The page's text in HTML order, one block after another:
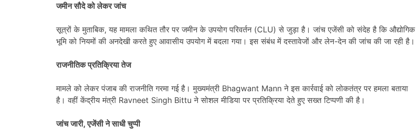
जमीन सौदे को लेकर जांच
सूत्रों के मुताबिक, यह मामला कथित तौर पर जमीन के उपयोग परिवर्तन (CLU) से जुड़ा है। जांच एजेंसी को संदेह है कि औद्योगिक
भूमि को नियमों की अनदेखी करते हुए आवासीय उपयोग में बदला गया। इस संबंध में दस्तावेजों और लेन-देन की जांच की जा रही है।
राजनीतिक प्रतिक्रिया तेज
मामले को लेकर पंजाब की राजनीति गरमा गई है। मुख्यमंत्री Bhagwant Mann ने इस कार्रवाई को लोकतंत्र पर हमला बताया
है। वहीं केंद्रीय मंत्री Ravneet Singh Bittu ने सोशल मीडिया पर प्रतिक्रिया देते हुए सख्त टिप्पणी की है।
जांच जारी, एजेंसी ने साधी चुप्पी